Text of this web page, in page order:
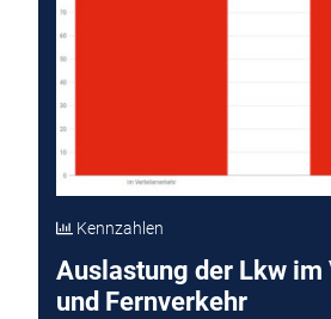
Kennzahlen
Auslastung der Lkw
und Fernverkehr